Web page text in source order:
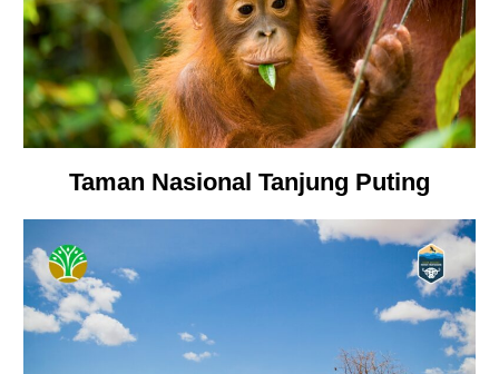
Taman Nasional Tanjung Puting